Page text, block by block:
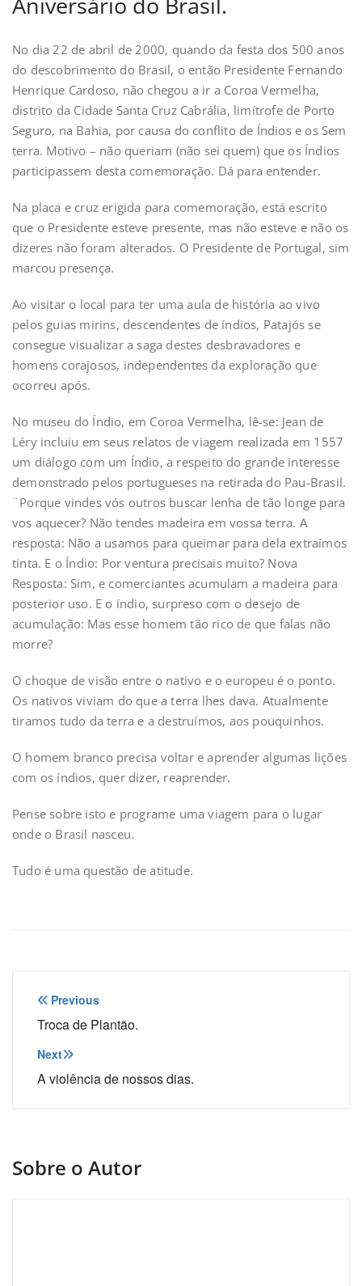
No dia 22 de abril de 2000, quando da festa dos 500 anos
do descobrimento do Brasil, o então Presidente Fernando
Henrique Cardoso, não chegou a ir a Coroa Vermelha,
distrito da Cidade Santa Cruz Cabrália, limítrofe de Porto
Seguro, na Bahia, por causa do conflito de Índios e os Sem
terra. Motivo – não queriam (não sei quem) que os Índios
participassem desta comemoração. Dá para entender.
Na placa e cruz erigida para comemoração, está escrito
que o Presidente esteve presente, mas não esteve e não os
dizeres não foram alterados. O Presidente de Portugal, sim
marcou presença.
Ao visitar o local para ter uma aula de história ao vivo
pelos guias mirins, descendentes de índios, Patajós se
consegue visualizar a saga destes desbravadores e
homens corajosos, independentes da exploração que
ocorreu após.
No museu do Índio, em Coroa Vermelha, lê-se: Jean de
Léry incluiu em seus relatos de viagem realizada em 1557
um diálogo com um Índio, a respeito do grande interesse
demonstrado pelos portugueses na retirada do Pau-Brasil.
¨Porque vindes vós outros buscar lenha de tão longe para
vos aquecer? Não tendes madeira em vossa terra. A
resposta: Não a usamos para queimar para dela extraímos
tinta. E o Índio: Por ventura precisais muito? Nova
Resposta: Sim, e comerciantes acumulam a madeira para
posterior uso. E o índio, surpreso com o desejo de
acumulação: Mas esse homem tão rico de que falas não
morre?
O choque de visão entre o nativo e o europeu é o ponto.
Os nativos viviam do que a terra lhes dava. Atualmente
tiramos tudo da terra e a destruímos, aos pouquinhos.
O homem branco precisa voltar e aprender algumas lições
com os índios, quer dizer, reaprender.
Pense sobre isto e programe uma viagem para o lugar
onde o Brasil nasceu.
Tudo é uma questão de atitude.
Navegação
de
Post
Previous
Troca de Plantão.
Next
A violência de nossos dias.
Sobre o Autor